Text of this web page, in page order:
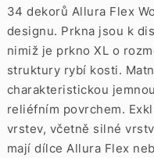
34 dekorů Allura Flex
designu. Prkna jsou k
nimiž je prkno XL o
struktury rybí kosti.
charakteristickou
reliéfním povrchem.
vrstev, včetně silné
mají dílce Allura Flex